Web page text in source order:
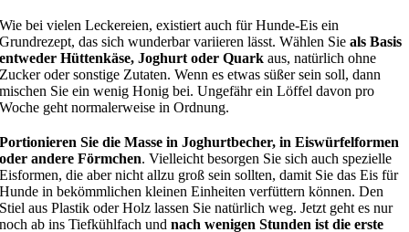
Wie bei vielen Leckereien, existiert auch für Hunde-Eis ein
Grundrezept, das sich wunderbar variieren lässt. Wählen Sieals Basis
entweder Hüttenkäse, Joghurt oder Quark aus, natürlich ohne
Zucker oder sonstige Zutaten. Wenn es etwas süßer sein soll, dann
mischen Sie ein wenig Honig bei. Ungefähr ein Löffel davon pro
Woche geht normalerweise in Ordnung.
Portionieren Sie die Masse in Joghurtbecher, in Eiswürfelformen
oder andere Förmchen. Vielleicht besorgen Sie sich auch spezielle
Eisformen, die aber nicht allzu groß sein sollten, damit Sie das Eis für
Hunde in bekömmlichen kleinen Einheiten verfüttern können. Den
Stiel aus Plastik oder Holz lassen Sie natürlich weg. Jetzt geht es nur
noch ab ins Tiefkühlfach undnach wenigen Stunden ist die erste